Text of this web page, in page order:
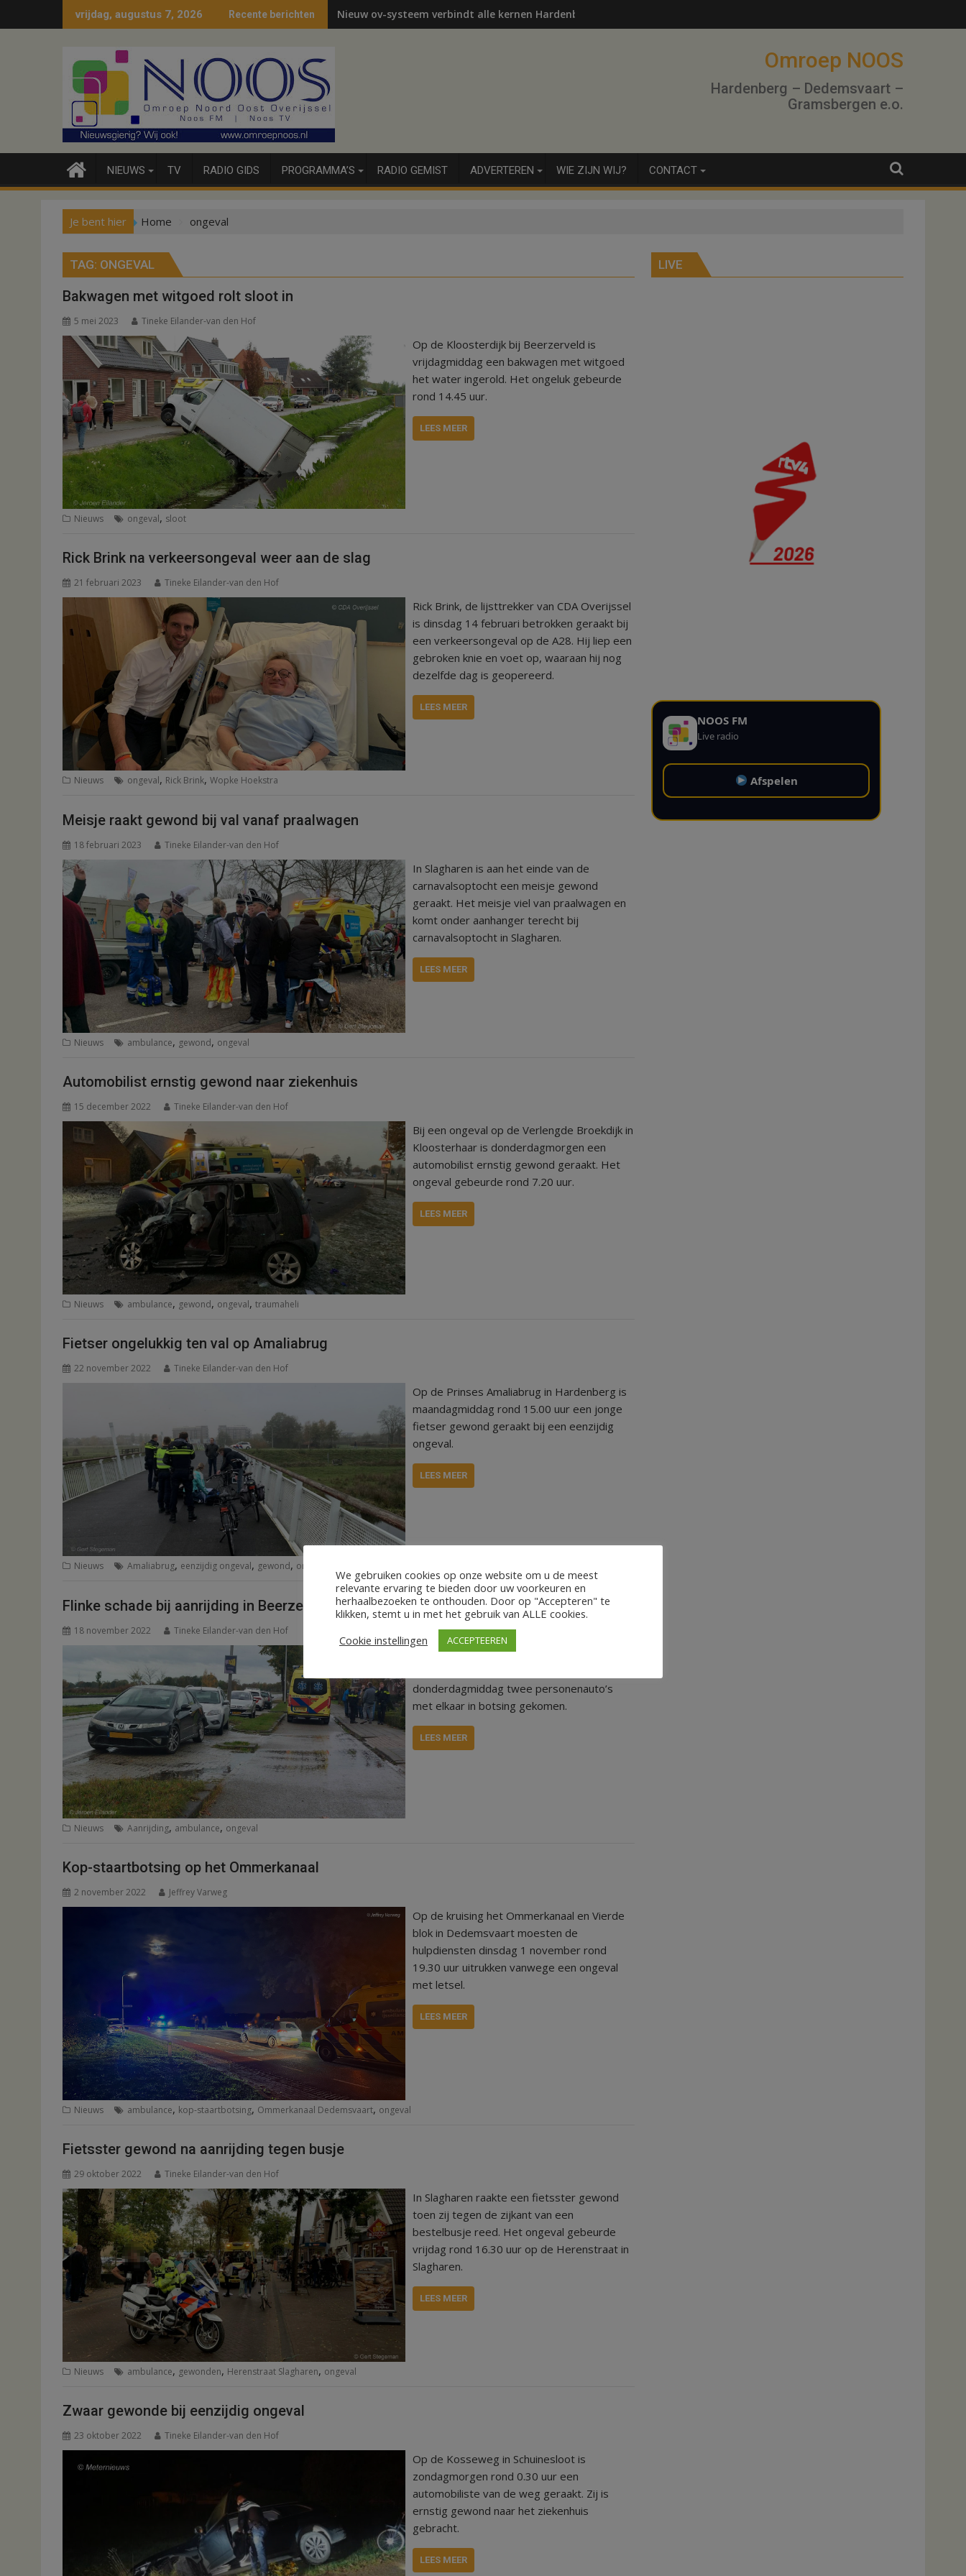
naar
vrijdag, augustus 7, 2026 Recente berichten Nieuw ov-systeem verbindt alle kernen Hardenberg
Omroep NOOS
Hardenberg – Dedemsvaart –
Gramsbergen e.o.
NIEUWS TV RADIO GIDS PROGRAMMA’S RADIO GEMIST ADVERTEREN WIE ZIJN WIJ? CONTACT
Je bent hier Home ongeval
TAG: ONGEVAL
Bakwagen met witgoed rolt sloot in
5 mei 2023 Tineke Eilander-van den Hof
Op de Kloosterdijk bij Beerzerveld is
vrijdagmiddag een bakwagen met witgoed
het water ingerold. Het ongeluk gebeurde
rond 14.45 uur.
LEES MEER
Nieuws ongeval, sloot
Rick Brink na verkeersongeval weer aan de slag
21 februari 2023 Tineke Eilander-van den Hof
Rick Brink, de lijsttrekker van CDA Overijssel
is dinsdag 14 februari betrokken geraakt bij
een verkeersongeval op de A28. Hij liep een
gebroken knie en voet op, waaraan hij nog
dezelfde dag is geopereerd.
LEES MEER
Nieuws ongeval, Rick Brink, Wopke Hoekstra
Meisje raakt gewond bij val vanaf praalwagen
18 februari 2023 Tineke Eilander-van den Hof
In Slagharen is aan het einde van de
carnavalsoptocht een meisje gewond
geraakt. Het meisje viel van praalwagen en
komt onder aanhanger terecht bij
carnavalsoptocht in Slagharen.
LEES MEER
Nieuws ambulance, gewond, ongeval
Automobilist ernstig gewond naar ziekenhuis
15 december 2022 Tineke Eilander-van den Hof
Bij een ongeval op de Verlengde Broekdijk in
Kloosterhaar is donderdagmorgen een
automobilist ernstig gewond geraakt. Het
ongeval gebeurde rond 7.20 uur.
LEES MEER
Nieuws ambulance, gewond, ongeval, traumaheli
Fietser ongelukkig ten val op Amaliabrug
22 november 2022 Tineke Eilander-van den Hof
Op de Prinses Amaliabrug in Hardenberg is
maandagmiddag rond 15.00 uur een jonge
fietser gewond geraakt bij een eenzijdig
ongeval.
LEES MEER
Nieuws Amaliabrug, eenzijdig ongeval, gewond, ongeval
Flinke schade bij aanrijding in Beerzerveld
18 november 2022 Tineke Eilander-van den Hof
Op de kruising Westerweg met de
donderdagmiddag twee personenauto’s
met elkaar in botsing gekomen.
LEES MEER
Nieuws Aanrijding, ambulance, ongeval
Kop-staartbotsing op het Ommerkanaal
2 november 2022 Jeffrey Varweg
Op de kruising het Ommerkanaal en Vierde
blok in Dedemsvaart moesten de
hulpdiensten dinsdag 1 november rond
19.30 uur uitrukken vanwege een ongeval
met letsel.
LEES MEER
Nieuws ambulance, kop-staartbotsing, Ommerkanaal Dedemsvaart, ongeval
Fietsster gewond na aanrijding tegen busje
29 oktober 2022 Tineke Eilander-van den Hof
In Slagharen raakte een fietsster gewond
toen zij tegen de zijkant van een
bestelbusje reed. Het ongeval gebeurde
vrijdag rond 16.30 uur op de Herenstraat in
Slagharen.
LEES MEER
Nieuws ambulance, gewonden, Herenstraat Slagharen, ongeval
Zwaar gewonde bij eenzijdig ongeval
23 oktober 2022 Tineke Eilander-van den Hof
Op de Kosseweg in Schuinesloot is
zondagmorgen rond 0.30 uur een
automobiliste van de weg geraakt. Zij is
ernstig gewond naar het ziekenhuis
gebracht.
LEES MEER
LIVE
NOOS FM
Live radio
Afspelen
We gebruiken cookies op onze website om u de meest
relevante ervaring te bieden door uw voorkeuren en
herhaalbezoeken te onthouden. Door op "Accepteren" te
klikken, stemt u in met het gebruik van ALLE cookies.
Cookie instellingen
ACCEPTEEREN